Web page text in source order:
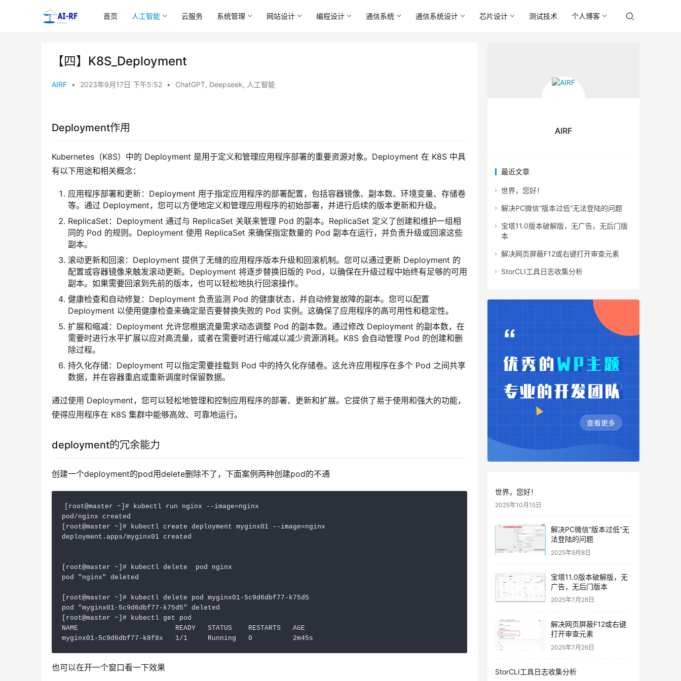
首页 人工智能 云服务 系统管理 网站设计 编程设计 通信系统 通信系统设计 芯片设计 测试技术 个人博客
【四】K8S_Deployment
AIRF • 2023年9月17日 下午5:52 • ChatGPT, Deepseek, 人工智能
Deployment作用
Kubernetes（K8S）中的 Deployment 是用于定义和管理应用程序部署的重要资源对象。Deployment 在 K8S 中具
有以下用途和相关概念：
应用程序部署和更新：Deployment 用于指定应用程序的部署配置，包括容器镜像、副本数、环境变量、存储卷
等。通过 Deployment，您可以方便地定义和管理应用程序的初始部署，并进行后续的版本更新和升级。
ReplicaSet：Deployment 通过与 ReplicaSet 关联来管理 Pod 的副本。ReplicaSet 定义了创建和维护一组相
同的 Pod 的规则。Deployment 使用 ReplicaSet 来确保指定数量的 Pod 副本在运行，并负责升级或回滚这些
副本。
滚动更新和回滚：Deployment 提供了无缝的应用程序版本升级和回滚机制。您可以通过更新 Deployment 的
配置或容器镜像来触发滚动更新。Deployment 将逐步替换旧版的 Pod，以确保在升级过程中始终有足够的可用
副本。如果需要回滚到先前的版本，也可以轻松地执行回滚操作。
健康检查和自动修复：Deployment 负责监测 Pod 的健康状态，并自动修复故障的副本。您可以配置
Deployment 以使用健康检查来确定是否要替换失败的 Pod 实例。这确保了应用程序的高可用性和稳定性。
扩展和缩减：Deployment 允许您根据流量需求动态调整 Pod 的副本数。通过修改 Deployment 的副本数，在
需要时进行水平扩展以应对高流量，或者在需要时进行缩减以减少资源消耗。K8S 会自动管理 Pod 的创建和删
除过程。
持久化存储：Deployment 可以指定需要挂载到 Pod 中的持久化存储卷。这允许应用程序在多个 Pod 之间共享
数据，并在容器重启或重新调度时保留数据。
通过使用 Deployment，您可以轻松地管理和控制应用程序的部署、更新和扩展。它提供了易于使用和强大的功能，
使得应用程序在 K8S 集群中能够高效、可靠地运行。
deployment的冗余能力
创建一个deployment的pod用delete删除不了，下面案例两种创建pod的不通
[root@master ~]# kubectl run nginx --image=nginx
pod/nginx created
[root@master ~]# kubectl create deployment myginx01 --image=nginx
deployment.apps/myginx01 created
[root@master ~]# kubectl delete  pod nginx
pod "nginx" deleted
[root@master ~]# kubectl delete pod myginx01-5c9d6dbf77-k75d5
pod "myginx01-5c9d6dbf77-k75d5" deleted
[root@master ~]# kubectl get pod
NAME                        READY   STATUS    RESTARTS   AGE
myginx01-5c9d6dbf77-k8f8x   1/1     Running   0          2m45s
也可以在开一个窗口看一下效果
AIRF
最近文章
世界，您好！
解决PC微信“版本过低”无法登陆的问题
宝塔11.0版本破解版，无广告，无后门版
本
解决网页屏蔽F12或右键打开审查元素
StorCLI工具日志收集分析
世界，您好！
2025年10月15日
解决PC微信“版本过低”无
法登陆的问题
2025年9月8日
宝塔11.0版本破解版，无
广告，无后门版本
2025年7月28日
解决网页屏蔽F12或右键
打开审查元素
2025年7月26日
StorCLI工具日志收集分析